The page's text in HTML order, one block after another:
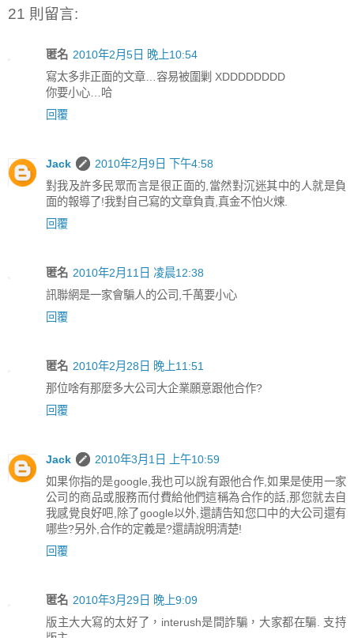
21 則留言:
匿名 2010年2月5日 晚上10:54
寫太多非正面的文章…容易被圍剿 XDDDDDDDD
你要小心…哈
回覆
Jack
2010年2月9日 下午4:58
對我及許多民眾而言是很正面的,當然對沉迷其中的人就是負
面的報導了!我對自己寫的文章負責,真金不怕火煉.
回覆
匿名 2010年2月11日 凌晨12:38
訊聯網是一家會騙人的公司,千萬要小心
回覆
匿名 2010年2月28日 晚上11:51
那位啥有那麼多大公司大企業願意跟他合作?
回覆
Jack
2010年3月1日 上午10:59
如果你指的是google,我也可以說有跟他合作,如果是使用一家
公司的商品或服務而付費給他們這稱為合作的話,那您就去自
我感覺良好吧,除了google以外,還請告知您口中的大公司還有
哪些?另外,合作的定義是?還請說明清楚!
回覆
匿名 2010年3月29日 晚上9:09
版主大大寫的太好了，interush是間詐騙，大家都在騙. 支持